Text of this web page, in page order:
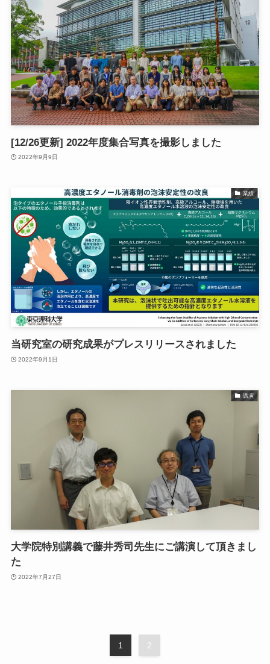
[12/26更新] 2022年度集合写真を撮影しました
2022年9月9日
業績
当研究室の研究成果がプレスリリースされました
2022年9月1日
講演
大学院特別講義で藤井秀司先生にご講演して頂きまし
た
2022年7月27日
1 2